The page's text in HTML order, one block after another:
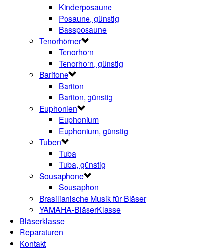
Kinderposaune
Posaune, günstig
Bassposaune
Tenorhörner
Tenorhorn
Tenorhorn, günstig
Baritone
Bariton
Bariton, günstig
Euphonien
Euphonium
Euphonium, günstig
Tuben
Tuba
Tuba, günstig
Sousaphone
Sousaphon
Brasilianische Musik für Bläser
YAMAHA-BläserKlasse
Bläserklasse
Reparaturen
Kontakt